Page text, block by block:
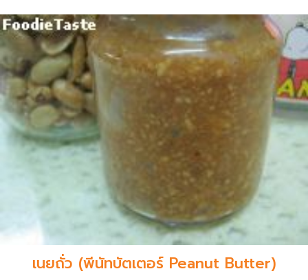
เนยถั่ว (พีนัทบัตเตอร์ Peanut Butter)